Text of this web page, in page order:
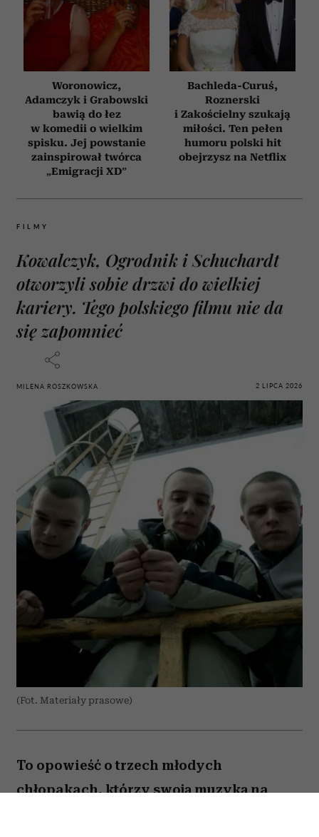
Woronowicz,
Adamczyk i Grabowski
bawią do łez
w komedii o wielkim
spisku. Jej powstanie
zainspirował twórca
„Emigracji XD”
Bachleda-Curuś,
Roznerski
i Zakościelny szukają
miłości. Ten pełen
humoru polski hit
obejrzysz na Netflix
FILMY
Kowalczyk, Ogrodnik i Schuchardt
otworzyli sobie drzwi do wielkiej
kariery. Tego polskiego filmu nie da
się zapomnieć
MILENA ROSZKOWSKA 2 LIPCA 2026
(Fot. Materiały prasowe)
To opowieść o trzech młodych
chłopakach, którzy swoją muzyką na